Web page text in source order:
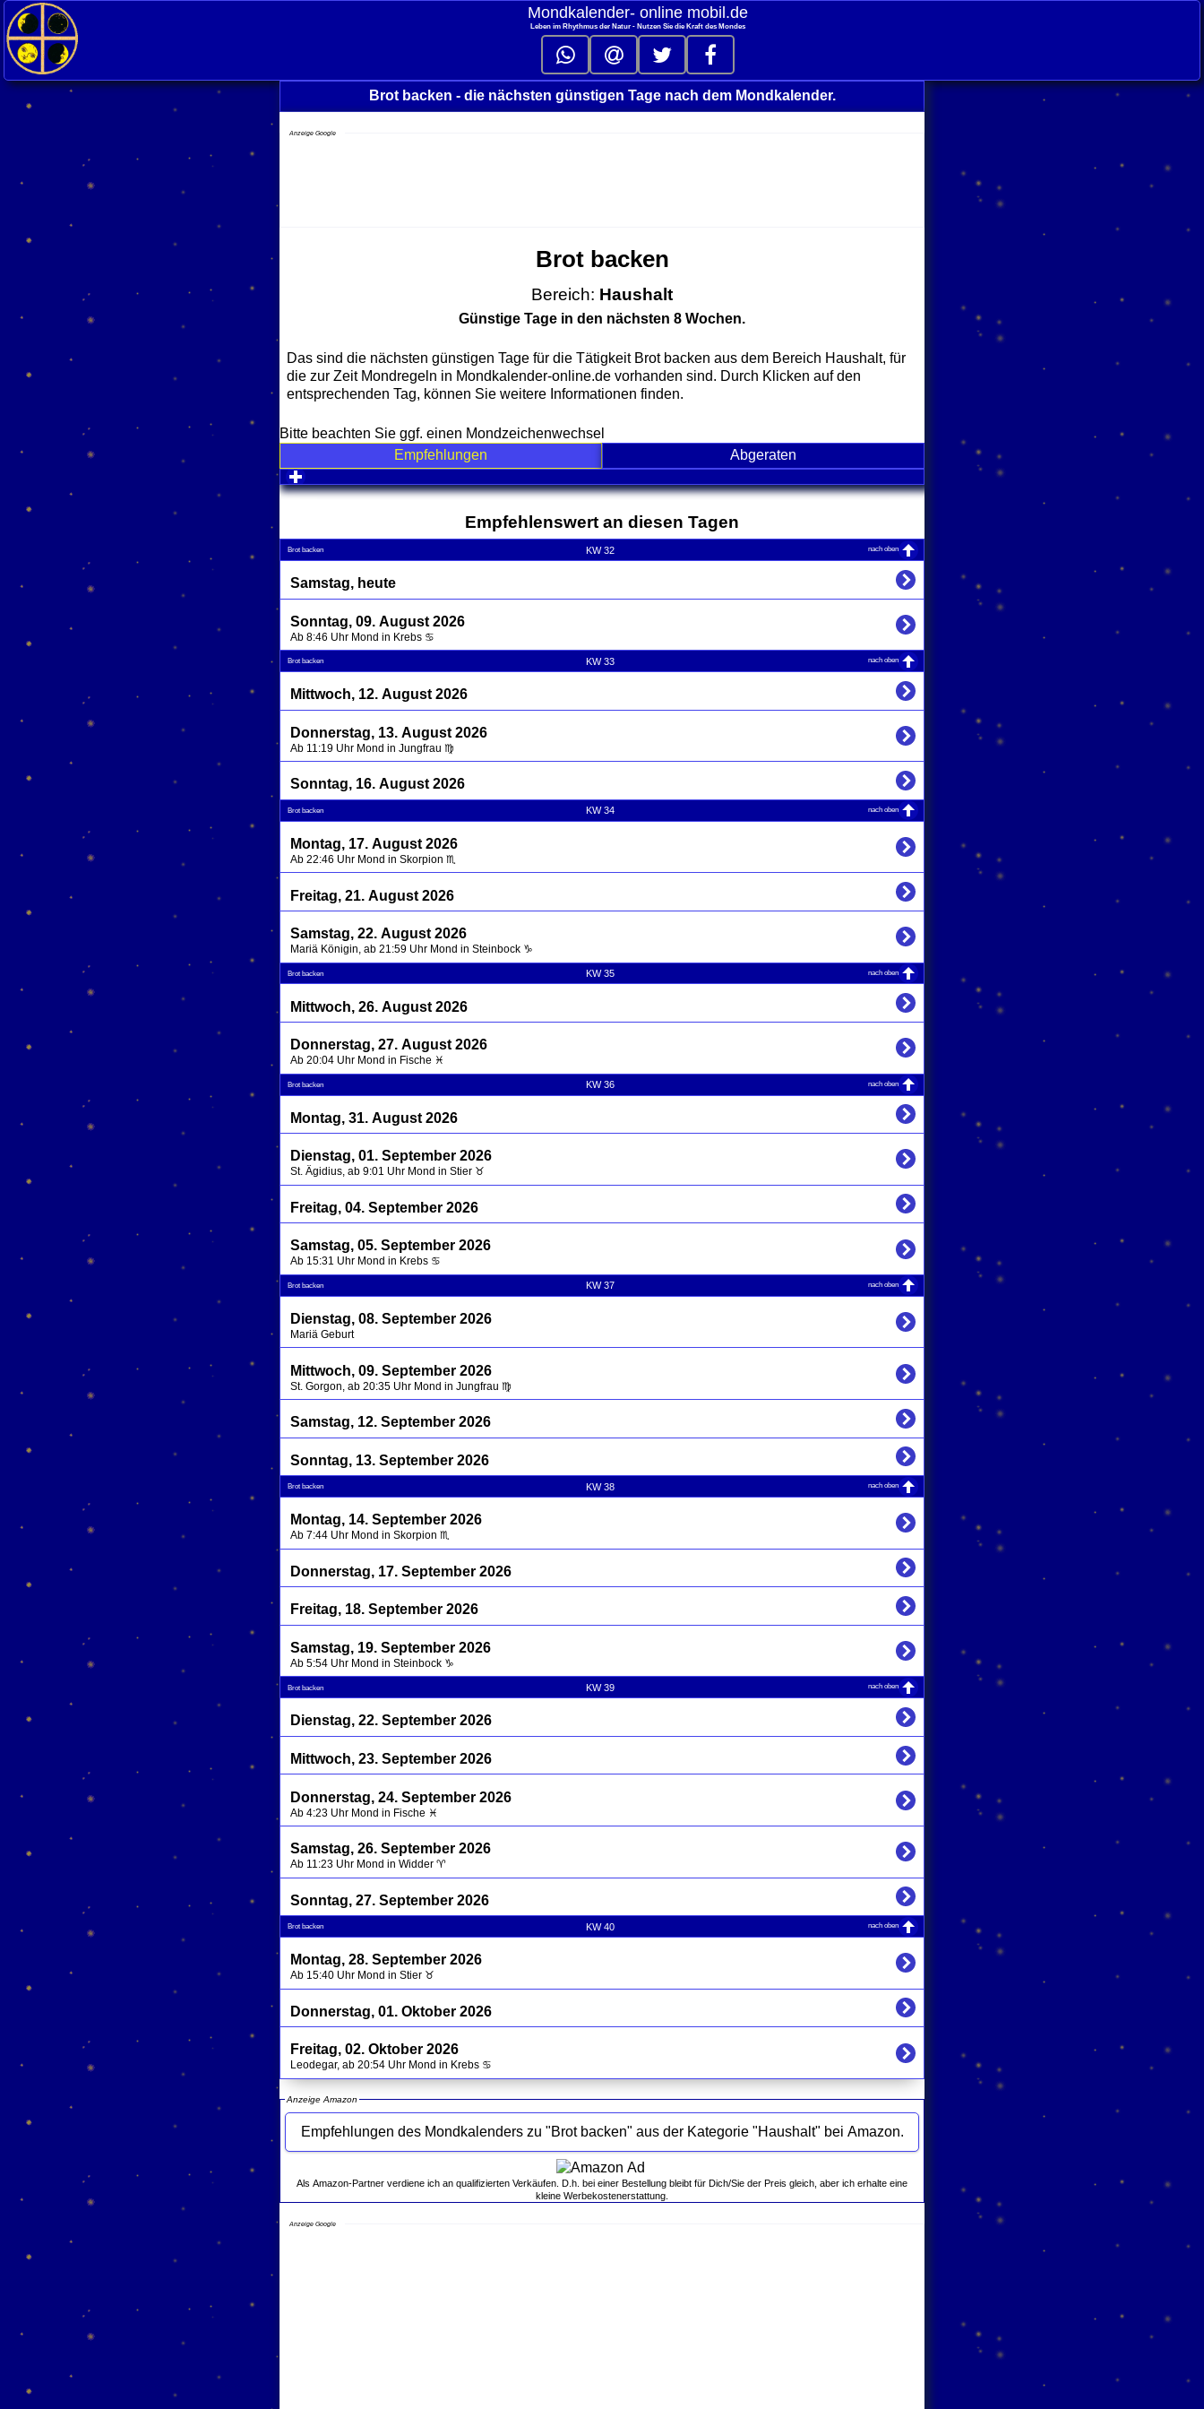
Mondkalender‑ online mobil.de
Leben im Rhythmus der Natur - Nutzen Sie die Kraft des Mondes
Brot backen - die nächsten günstigen Tage nach dem Mondkalender.
Anzeige Google
Brot backen
Bereich: Haushalt
Günstige Tage in den nächsten 8 Wochen.
Das sind die nächsten günstigen Tage für die Tätigkeit Brot backen aus dem Bereich Haushalt, für
die zur Zeit Mondregeln in Mondkalender-online.de vorhanden sind. Durch Klicken auf den
entsprechenden Tag, können Sie weitere Informationen finden.
Bitte beachten Sie ggf. einen Mondzeichenwechsel
Empfehlungen
Abgeraten
click to expand contents
Empfehlenswert an diesen Tagen
Brot backen KW 32 nach oben
Samstag, heute
Sonntag, 09. August 2026
Ab 8:46 Uhr Mond in Krebs ♋
Brot backen KW 33 nach oben
Mittwoch, 12. August 2026
Donnerstag, 13. August 2026
Ab 11:19 Uhr Mond in Jungfrau ♍
Sonntag, 16. August 2026
Brot backen KW 34 nach oben
Montag, 17. August 2026
Ab 22:46 Uhr Mond in Skorpion ♏
Freitag, 21. August 2026
Samstag, 22. August 2026
Mariä Königin, ab 21:59 Uhr Mond in Steinbock ♑
Brot backen KW 35 nach oben
Mittwoch, 26. August 2026
Donnerstag, 27. August 2026
Ab 20:04 Uhr Mond in Fische ♓
Brot backen KW 36 nach oben
Montag, 31. August 2026
Dienstag, 01. September 2026
St. Ägidius, ab 9:01 Uhr Mond in Stier ♉
Freitag, 04. September 2026
Samstag, 05. September 2026
Ab 15:31 Uhr Mond in Krebs ♋
Brot backen KW 37 nach oben
Dienstag, 08. September 2026
Mariä Geburt
Mittwoch, 09. September 2026
St. Gorgon, ab 20:35 Uhr Mond in Jungfrau ♍
Samstag, 12. September 2026
Sonntag, 13. September 2026
Brot backen KW 38 nach oben
Montag, 14. September 2026
Ab 7:44 Uhr Mond in Skorpion ♏
Donnerstag, 17. September 2026
Freitag, 18. September 2026
Samstag, 19. September 2026
Ab 5:54 Uhr Mond in Steinbock ♑
Brot backen KW 39 nach oben
Dienstag, 22. September 2026
Mittwoch, 23. September 2026
Donnerstag, 24. September 2026
Ab 4:23 Uhr Mond in Fische ♓
Samstag, 26. September 2026
Ab 11:23 Uhr Mond in Widder ♈
Sonntag, 27. September 2026
Brot backen KW 40 nach oben
Montag, 28. September 2026
Ab 15:40 Uhr Mond in Stier ♉
Donnerstag, 01. Oktober 2026
Freitag, 02. Oktober 2026
Leodegar, ab 20:54 Uhr Mond in Krebs ♋
Anzeige Amazon
Empfehlungen des Mondkalenders zu "Brot backen" aus der Kategorie "Haushalt" bei Amazon.
Als Amazon-Partner verdiene ich an qualifizierten Verkäufen. D.h. bei einer Bestellung bleibt für Dich/Sie der Preis gleich, aber ich erhalte eine
kleine Werbekostenerstattung.
Anzeige Google